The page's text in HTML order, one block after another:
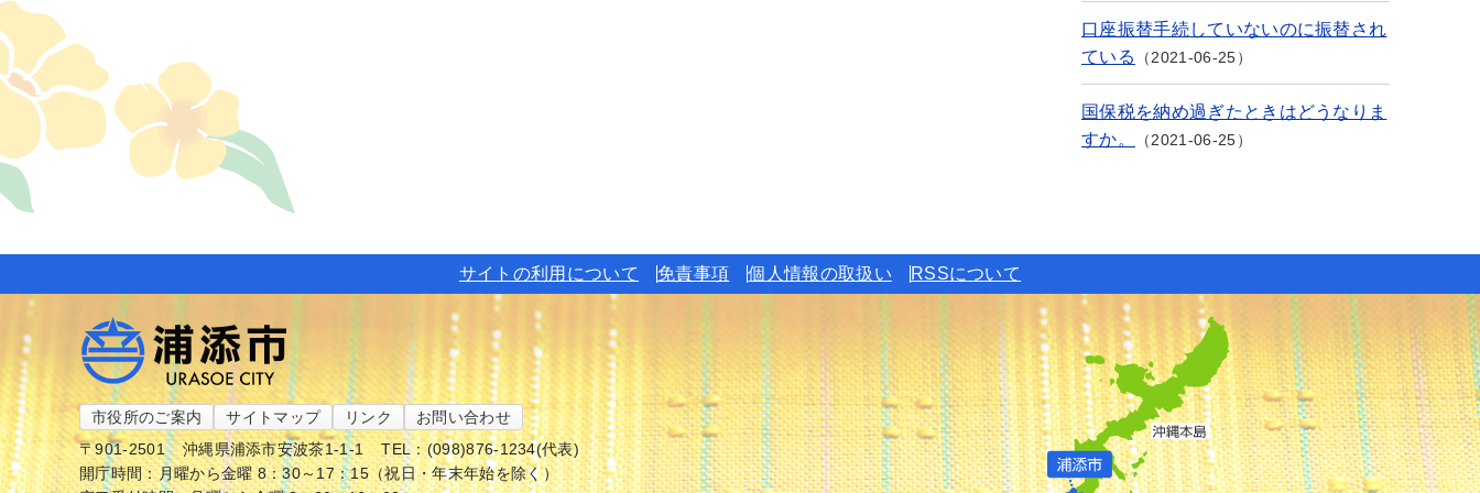
口座振替手続していないのに振替され
ている
2021-06-25
国保税を納め過ぎたときはどうなりま
すか。
2021-06-25
サイトの利用について 免責事項 個人情報の取扱い RSSについて
市役所のご案内 サイトマップ リンク
お問い合わせ
〒901-2501
沖縄県浦添市安波茶1-1-1
TEL：(098)876-1234(代表)
開庁時間：月曜から金曜 8：30～17：15（祝日・年末年始を除く）